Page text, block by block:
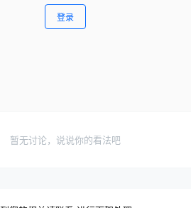
登录
暂无讨论，说说你的看法吧